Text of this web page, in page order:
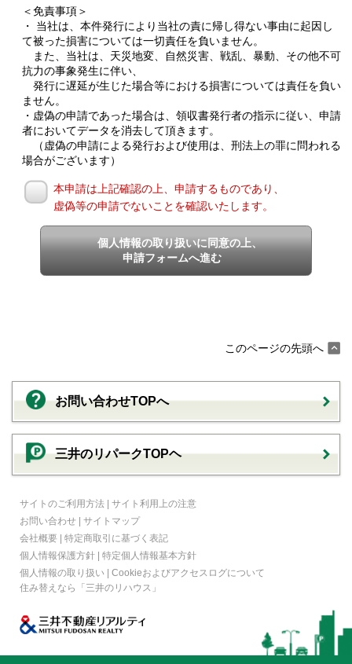
＜免責事項＞
・ 当社は、本件発行により当社の責に帰し得ない事由に起因し
て被った損害については一切責任を負いません。
また、当社は、天災地変、自然災害、戦乱、暴動、その他不可
抗力の事象発生に伴い、
発行に遅延が生じた場合等における損害については責任を負い
ません。
・虚偽の申請であった場合は、領収書発行者の指示に従い、申請
者においてデータを消去して頂きます。
（虚偽の申請による発行および使用は、刑法上の罪に問われる
場合がございます）
本申請は上記確認の上、申請するものであり、
虚偽等の申請でないことを確認いたします。
個人情報の取り扱いに同意の上、
申請フォームへ進む
このページの先頭へ
お問い合わせTOPへ
三井のリパークTOPヘ
サイトのご利用方法 | サイト利用上の注意
お問い合わせ | サイトマップ
会社概要 | 特定商取引に基づく表記
個人情報保護方針 | 特定個人情報基本方針
個人情報の取り扱い | Cookieおよびアクセスログについて
住み替えなら
「三井のリハウス」